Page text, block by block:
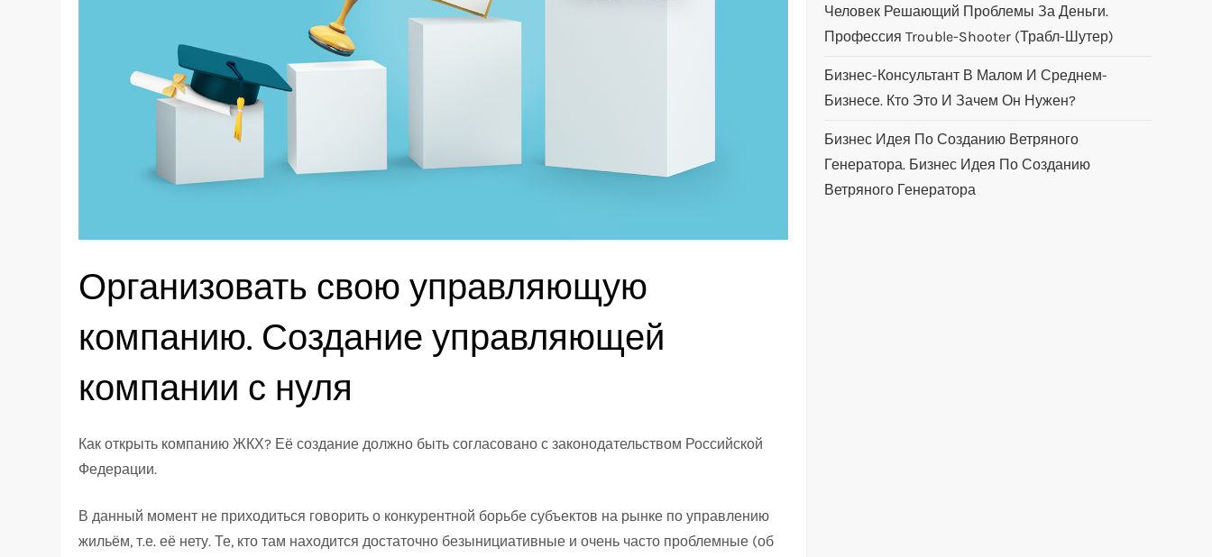
Организовать свою управляющую
компанию. Создание управляющей
компании с нуля
Как открыть компанию ЖКХ? Её создание должно быть согласовано с законодательством Российской
Федерации.
В данный момент не приходиться говорить о конкурентной борьбе субъектов на рынке по управлению
жильём, т.е. её нету. Те, кто там находится достаточно безынициативные и очень часто проблемные (об
Человек Решающий Проблемы За Деньги.
Профессия Trouble-Shooter (трабл-Шутер)
Бизнес-Консультант В Малом И Среднем-
Бизнесе. Кто Это И Зачем Он Нужен?
Бизнес Идея По Созданию Ветряного
Генератора. Бизнес Идея По Созданию
Ветряного Генератора